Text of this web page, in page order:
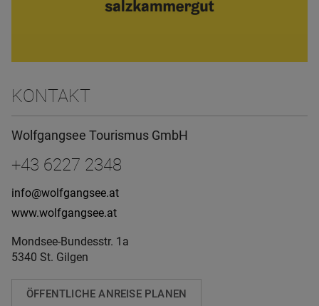
KONTAKT
Wolfgangsee Tourismus GmbH
+43 6227 2348
info@wolfgangsee.at
www.wolfgangsee.at
Mondsee-Bundesstr. 1a
5340 St. Gilgen
ÖFFENTLICHE ANREISE PLANEN